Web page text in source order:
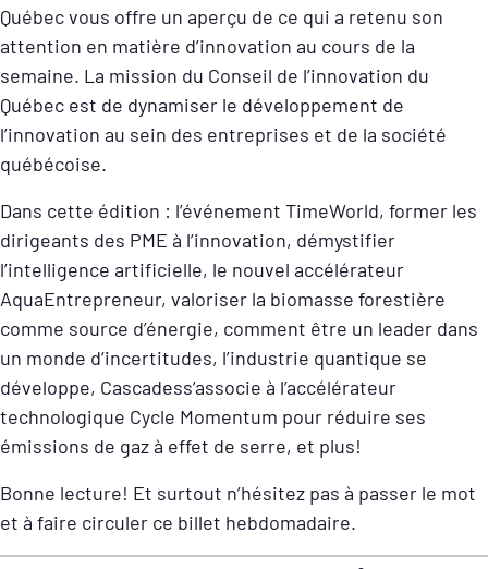
Québec vous offre un aperçu de ce qui a retenu son
attention en matière d’innovation au cours de la
semaine. La mission du Conseil de l’innovation du
Québec est de dynamiser le développement de
l’innovation au sein des entreprises et de la société
québécoise.
Dans cette édition : l’événement TimeWorld, former les
dirigeants des PME à l’innovation, démystifier
l’intelligence artificielle, le nouvel accélérateur
AquaEntrepreneur, valoriser la biomasse forestière
comme source d’énergie, comment être un leader dans
un monde d’incertitudes, l’industrie quantique se
développe, Cascadess’associe à l’accélérateur
technologique Cycle Momentum pour réduire ses
émissions de gaz à effet de serre, et plus!
Bonne lecture! Et surtout n’hésitez pas à passer le mot
et à faire circuler ce billet hebdomadaire.